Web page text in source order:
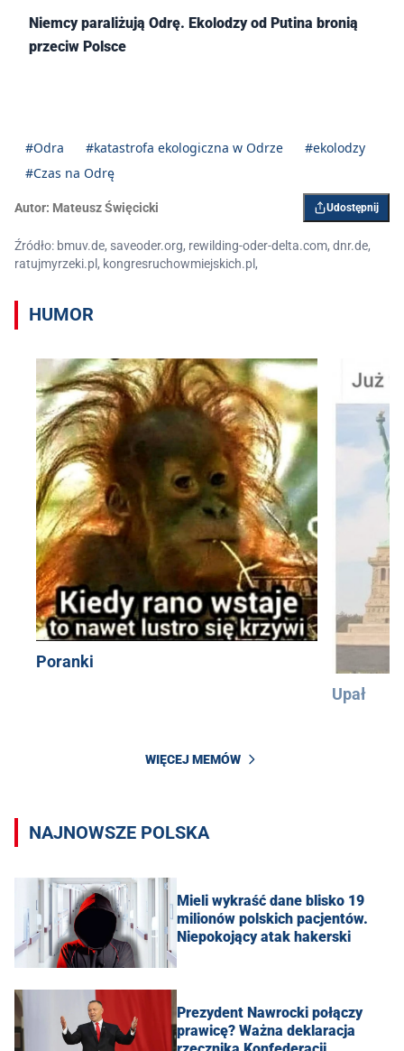
Niemcy paraliżują Odrę. Ekolodzy od Putina bronią
przeciw Polsce
#Odra #katastrofa ekologiczna w Odrze
#ekolodzy
#Czas na Odrę
Autor: Mateusz Święcicki Udostępnij
Źródło: bmuv.de, saveoder.org, rewilding-oder-delta.com, dnr.de,
ratujmyrzeki.pl, kongresruchowmiejskich.pl,
HUMOR
Poranki
Upał
WIĘCEJ MEMÓW
NAJNOWSZE POLSKA
Mieli wykraść dane blisko 19
milionów polskich pacjentów.
Niepokojący atak hakerski
Prezydent Nawrocki połączy
prawicę? Ważna deklaracja